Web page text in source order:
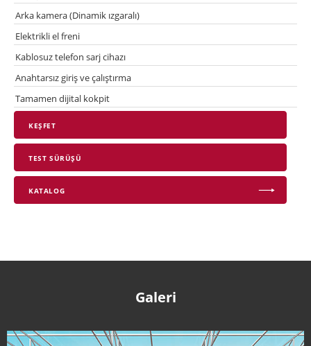
Arka kamera (Dinamik ızgaralı)
Elektrikli el freni
Kablosuz telefon sarj cihazı
Anahtarsız giriş ve çalıştırma
Tamamen dijital kokpit
KEŞFET
TEST SÜRÜŞÜ
KATALOG
Galeri